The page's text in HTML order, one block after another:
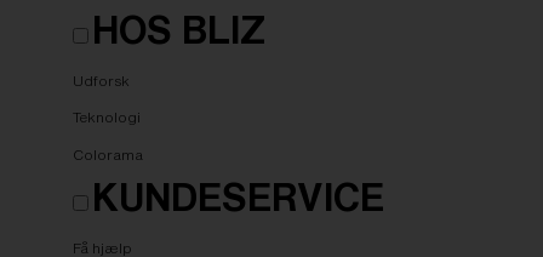
HOS BLIZ
Udforsk
Teknologi
Colorama
KUNDESERVICE
Få hjælp